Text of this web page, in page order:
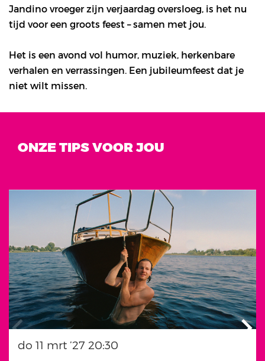
Jandino vroeger zijn verjaardag oversloeg, is het nu
tijd voor een groots feest – samen met jou.
Het is een avond vol humor, muziek, herkenbare
verhalen en verrassingen. Een jubileumfeest dat je
niet wilt missen.
ONZE TIPS VOOR JOU
do 11 mrt ’27 20:30